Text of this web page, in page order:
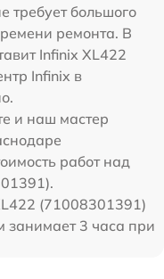
требует большого
ремонта. В
Infinix XL422
Infinix в
и наш мастер
работ над
(71008301391)
занимает 3 часа при